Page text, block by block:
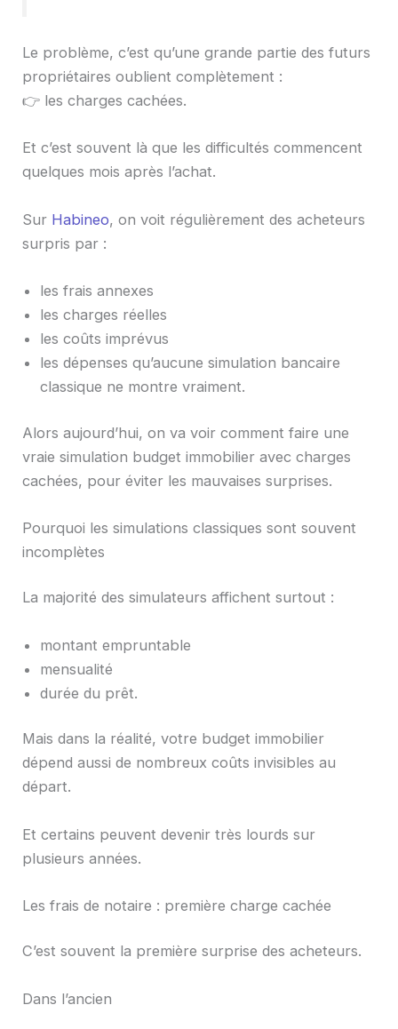
Le problème, c’est qu’une grande partie des futurs
propriétaires oublient complètement :
👉 les charges cachées.
Et c’est souvent là que les difficultés commencent
quelques mois après l’achat.
Sur Habineo, on voit régulièrement des acheteurs
surpris par :
les frais annexes
les charges réelles
les coûts imprévus
les dépenses qu’aucune simulation bancaire
classique ne montre vraiment.
Alors aujourd’hui, on va voir comment faire une
vraie simulation budget immobilier avec charges
cachées, pour éviter les mauvaises surprises.
Pourquoi les simulations classiques sont souvent
incomplètes
La majorité des simulateurs affichent surtout :
montant empruntable
mensualité
durée du prêt.
Mais dans la réalité, votre budget immobilier
dépend aussi de nombreux coûts invisibles au
départ.
Et certains peuvent devenir très lourds sur
plusieurs années.
Les frais de notaire : première charge cachée
C’est souvent la première surprise des acheteurs.
Dans l’ancien